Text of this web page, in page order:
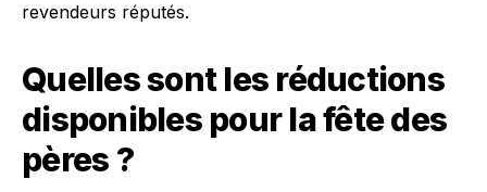
revendeurs réputés.
Quelles sont les réductions
disponibles pour la fête des
pères ?